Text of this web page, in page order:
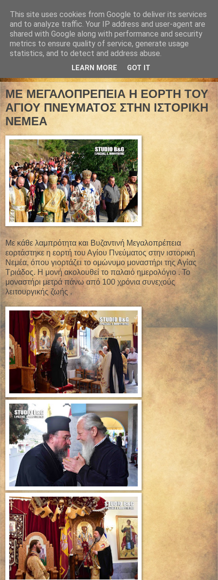
ΜΕ ΜΕΓΑΛΟΠΡΕΠΕΙΑ Η ΕΟΡΤΗ ΤΟΥ
ΑΓΙΟΥ ΠΝΕΥΜΑΤΟΣ ΣΤΗΝ ΙΣΤΟΡΙΚΗ
ΝΕΜΕΑ
Με κάθε λαμπρότητα και Βυζαντινή Μεγαλοπρέπεια
εορτάστηκε η εορτή του Αγίου Πνεύματος στην ιστορική
Νεμέα, όπου γιορτάζει το ομώνυμο μοναστήρι της Αγίας
Τριάδος. Η μονή ακολουθεί το παλαιό ημερολόγιο . Το
μοναστήρι μετρά πάνω από 100 χρόνια συνεχούς
λειτουργικής ζωής .
This site uses cookies from Google to deliver its services
and to analyze traffic. Your IP address and user-agent are
shared with Google along with performance and security
metrics to ensure quality of service, generate usage
statistics, and to detect and address abuse.
LEARN MORE GOT IT